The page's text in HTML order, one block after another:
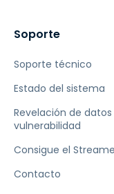
Soporte
Soporte técnico
Estado del sistema
Revelación de datos
vulnerabilidad
Consigue el
Contacto